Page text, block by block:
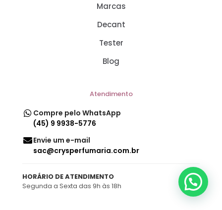
Marcas
Decant
Tester
Blog
Atendimento
Compre pelo WhatsApp
(45) 9 9938-5776
Envie um e-mail
sac@crysperfumaria.com.br
HORÁRIO DE ATENDIMENTO
Segunda a Sexta das 9h às 18h